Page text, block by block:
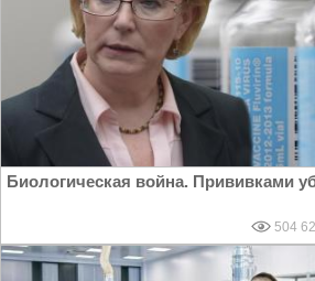
Биологическая война. Прививками
504